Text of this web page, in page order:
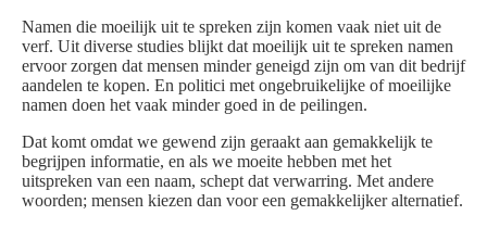
Namen die moeilijk uit te spreken zijn komen vaak niet uit de
verf. Uit diverse studies blijkt dat moeilijk uit te spreken namen
ervoor zorgen dat mensen minder geneigd zijn om van dit bedrijf
aandelen te kopen. En politici met ongebruikelijke of moeilijke
namen doen het vaak minder goed in de peilingen.
Dat komt omdat we gewend zijn geraakt aan gemakkelijk te
begrijpen informatie, en als we moeite hebben met het
uitspreken van een naam, schept dat verwarring. Met andere
woorden; mensen kiezen dan voor een gemakkelijker alternatief.